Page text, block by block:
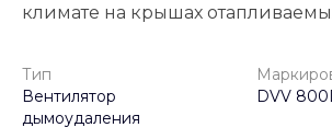
климате на крышах
Тип
Вентилятор
дымоудаления
DVV